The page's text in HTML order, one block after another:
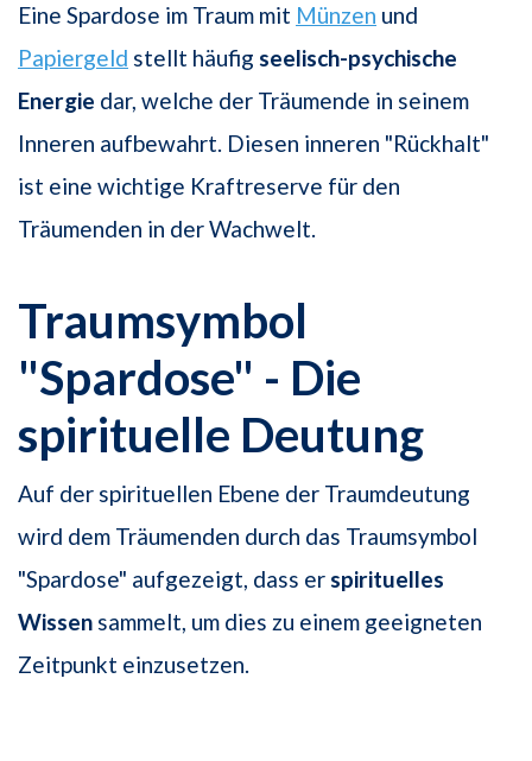
Eine Spardose im Traum mit Münzen und
Papiergeld stellt häufig seelisch-psychische
Energie dar, welche der Träumende in seinem
Inneren aufbewahrt. Diesen inneren "Rückhalt"
ist eine wichtige Kraftreserve für den
Träumenden in der Wachwelt.
Traumsymbol
"Spardose" - Die
spirituelle Deutung
Auf der spirituellen Ebene der Traumdeutung
wird dem Träumenden durch das Traumsymbol
"Spardose" aufgezeigt, dass erspirituelles
Wissen sammelt, um dies zu einem geeigneten
Zeitpunkt einzusetzen.